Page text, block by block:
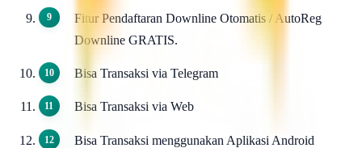
Fitur Pendaftaran Downline Otomatis / AutoReg
Downline GRATIS.
Bisa Transaksi via Telegram
Bisa Transaksi via Web
Bisa Transaksi menggunakan Aplikasi Android